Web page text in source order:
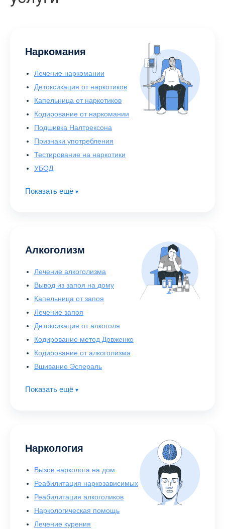
Наркомания
Лечение наркомании
Детоксикация от наркотиков
Капельница от наркотиков
Кодирование от наркомании
Подшивка Налтрексона
Признаки употребления
Тестирование на наркотики
УБОД
Показать ещё ▾
Алкоголизм
Лечение алкоголизма
Вывод из запоя на дому
Капельница от запоя
Лечение запоя
Детоксикация от алкоголя
Кодирование метод Довженко
Кодирование от алкоголизма
Вшивание Эспераль
Показать ещё ▾
Наркология
Вызов нарколога на дом
Реабилитация наркозависимых
Реабилитация алкоголиков
Наркологическая помощь
Лечение курения